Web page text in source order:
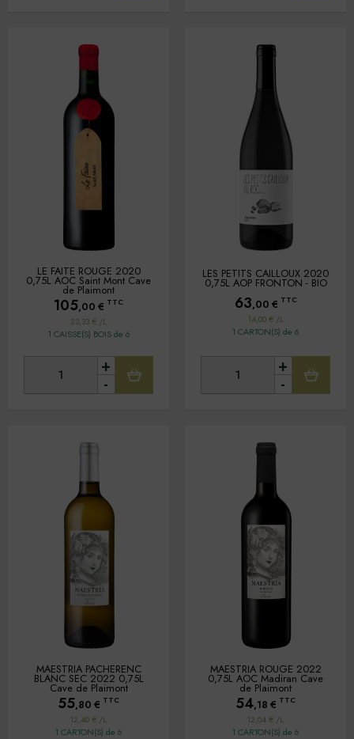
LE FAITE ROUGE 2020
0,75L AOC Saint Mont Cave
de Plaimont
105,00 € TTC
23,33 € /L
1 CAISSE(S) BOIS de 6
-
+
LES PETITS CAILLOUX 2020
0,75L AOP FRONTON - BIO
63,00 € TTC
14,00 € /L
1 CARTON(S) de 6
-
+
MAESTRIA PACHERENC
BLANC SEC 2022 0,75L
Cave de Plaimont
55,80 € TTC
12,40 € /L
1 CARTON(S) de 6
MAESTRIA ROUGE 2022
0,75L AOC Madiran Cave
de Plaimont
54,18 € TTC
12,04 € /L
1 CARTON(S) de 6